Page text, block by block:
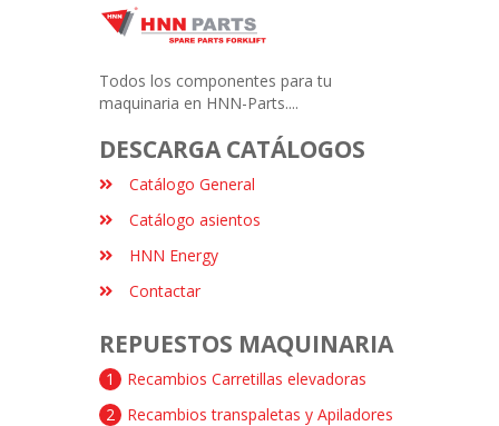
Todos los componentes para tu
maquinaria en HNN-Parts....
DESCARGA CATÁLOGOS
Catálogo General
Catálogo asientos
HNN Energy
Contactar
REPUESTOS MAQUINARIA
Recambios Carretillas elevadoras
1
Recambios transpaletas y Apiladores
2